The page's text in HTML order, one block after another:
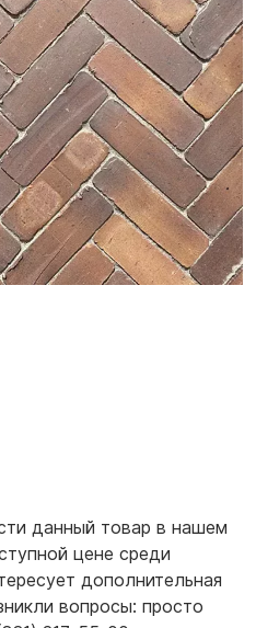
данный товар в нашем
цене среди
дополнительная
вопросы: просто